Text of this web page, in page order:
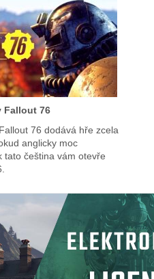
Fallout 76
76 dodává hře zcela
anglicky moc
tato čeština vám otevře